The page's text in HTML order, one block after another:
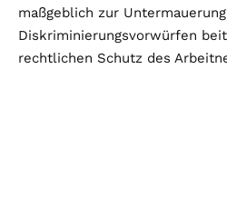
maßgeblich zur
Diskriminierungsvorwürfen
rechtlichen Schutz des